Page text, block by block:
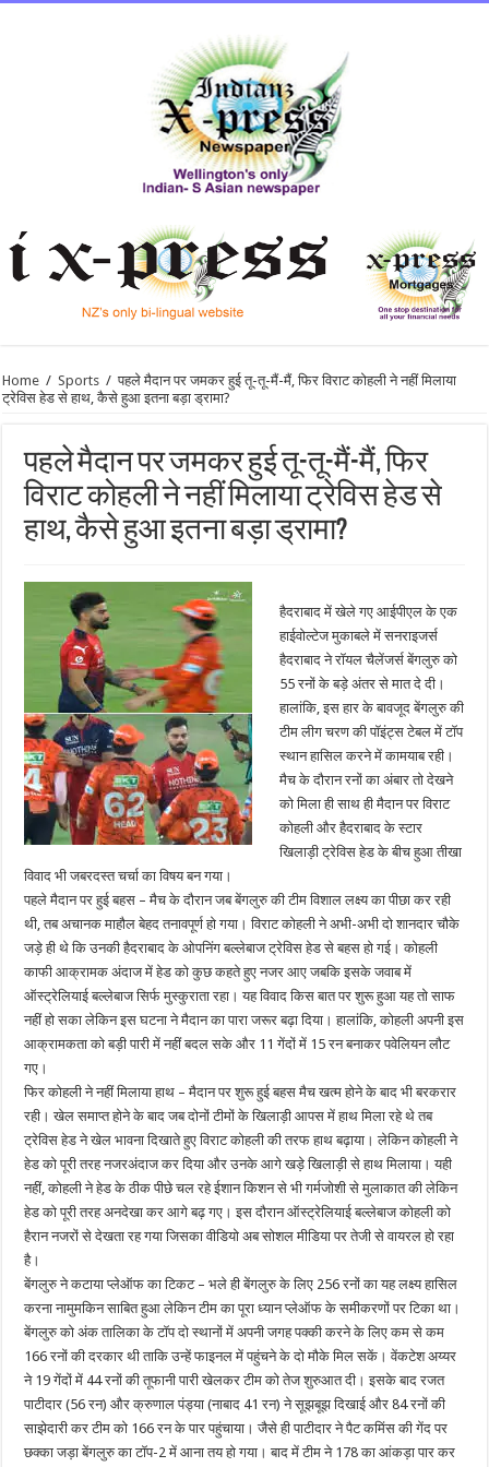
Home / Sports / पहले मैदान पर जमकर हुई तू-तू-मैं-मैं, फिर विराट कोहली ने नहीं मिलाया
ट्रेविस हेड से हाथ, कैसे हुआ इतना बड़ा ड्रामा?
पहले मैदान पर जमकर हुई तू-तू-मैं-मैं, फिर
विराट कोहली ने नहीं मिलाया ट्रेविस हेड से
हाथ, कैसे हुआ इतना बड़ा ड्रामा?
हैदराबाद में खेले गए आईपीएल के एक
हाईवोल्टेज मुकाबले में सनराइजर्स
हैदराबाद ने रॉयल चैलेंजर्स बेंगलुरु को
55 रनों के बड़े अंतर से मात दे दी।
हालांकि, इस हार के बावजूद बेंगलुरु की
टीम लीग चरण की पॉइंट्स टेबल में टॉप
स्थान हासिल करने में कामयाब रही।
मैच के दौरान रनों का अंबार तो देखने
को मिला ही साथ ही मैदान पर विराट
कोहली और हैदराबाद के स्टार
खिलाड़ी ट्रेविस हेड के बीच हुआ तीखा
विवाद भी जबरदस्त चर्चा का विषय बन गया।
पहले मैदान पर हुई बहस – मैच के दौरान जब बेंगलुरु की टीम विशाल लक्ष्य का पीछा कर रही
थी, तब अचानक माहौल बेहद तनावपूर्ण हो गया। विराट कोहली ने अभी-अभी दो शानदार चौके
जड़े ही थे कि उनकी हैदराबाद के ओपनिंग बल्लेबाज ट्रेविस हेड से बहस हो गई। कोहली
काफी आक्रामक अंदाज में हेड को कुछ कहते हुए नजर आए जबकि इसके जवाब में
ऑस्ट्रेलियाई बल्लेबाज सिर्फ मुस्कुराता रहा। यह विवाद किस बात पर शुरू हुआ यह तो साफ
नहीं हो सका लेकिन इस घटना ने मैदान का पारा जरूर बढ़ा दिया। हालांकि, कोहली अपनी इस
आक्रामकता को बड़ी पारी में नहीं बदल सके और 11 गेंदों में 15 रन बनाकर पवेलियन लौट
गए।
फिर कोहली ने नहीं मिलाया हाथ – मैदान पर शुरू हुई बहस मैच खत्म होने के बाद भी बरकरार
रही। खेल समाप्त होने के बाद जब दोनों टीमों के खिलाड़ी आपस में हाथ मिला रहे थे तब
ट्रेविस हेड ने खेल भावना दिखाते हुए विराट कोहली की तरफ हाथ बढ़ाया। लेकिन कोहली ने
हेड को पूरी तरह नजरअंदाज कर दिया और उनके आगे खड़े खिलाड़ी से हाथ मिलाया। यही
नहीं, कोहली ने हेड के ठीक पीछे चल रहे ईशान किशन से भी गर्मजोशी से मुलाकात की लेकिन
हेड को पूरी तरह अनदेखा कर आगे बढ़ गए। इस दौरान ऑस्ट्रेलियाई बल्लेबाज कोहली को
हैरान नजरों से देखता रह गया जिसका वीडियो अब सोशल मीडिया पर तेजी से वायरल हो रहा
है।
बेंगलुरु ने कटाया प्लेऑफ का टिकट – भले ही बेंगलुरु के लिए 256 रनों का यह लक्ष्य हासिल
करना नामुमकिन साबित हुआ लेकिन टीम का पूरा ध्यान प्लेऑफ के समीकरणों पर टिका था।
बेंगलुरु को अंक तालिका के टॉप दो स्थानों में अपनी जगह पक्की करने के लिए कम से कम
166 रनों की दरकार थी ताकि उन्हें फाइनल में पहुंचने के दो मौके मिल सकें। वेंकटेश अय्यर
ने 19 गेंदों में 44 रनों की तूफानी पारी खेलकर टीम को तेज शुरुआत दी। इसके बाद रजत
पाटीदार (56 रन) और क्रुणाल पंड्या (नाबाद 41 रन) ने सूझबूझ दिखाई और 84 रनों की
साझेदारी कर टीम को 166 रन के पार पहुंचाया। जैसे ही पाटीदार ने पैट कमिंस की गेंद पर
छक्का जड़ा बेंगलुरु का टॉप-2 में आना तय हो गया। बाद में टीम ने 178 का आंकड़ा पार कर